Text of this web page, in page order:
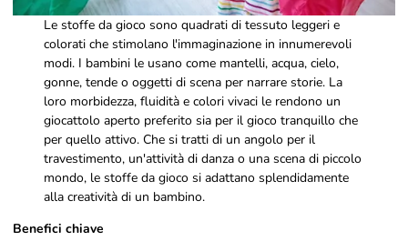
Le stoffe da gioco sono quadrati di tessuto leggeri e
colorati che stimolano l'immaginazione in innumerevoli
modi. I bambini le usano come mantelli, acqua, cielo,
gonne, tende o oggetti di scena per narrare storie. La
loro morbidezza, fluidità e colori vivaci le rendono un
giocattolo aperto preferito sia per il gioco tranquillo che
per quello attivo. Che si tratti di un angolo per il
travestimento, un'attività di danza o una scena di piccolo
mondo, le stoffe da gioco si adattano splendidamente
alla creatività di un bambino.
Benefici chiave